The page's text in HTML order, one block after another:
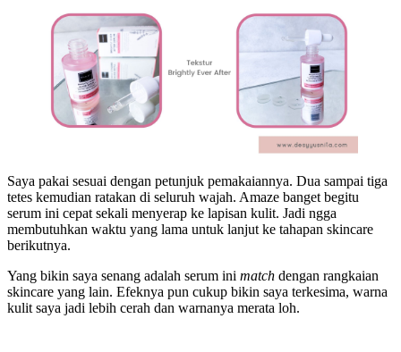
Saya pakai sesuai dengan petunjuk pemakaiannya. Dua sampai tiga
tetes kemudian ratakan di seluruh wajah. Amaze banget begitu
serum ini cepat sekali menyerap ke lapisan kulit. Jadi ngga
membutuhkan waktu yang lama untuk lanjut ke tahapan skincare
berikutnya.
Yang bikin saya senang adalah serum ini match dengan rangkaian
skincare yang lain. Efeknya pun cukup bikin saya terkesima, warna
kulit saya jadi lebih cerah dan warnanya merata loh.